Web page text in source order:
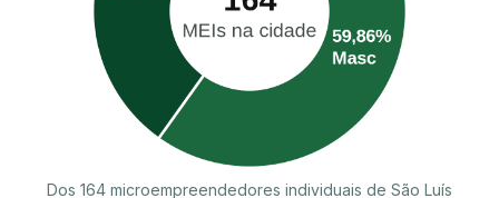
Dos 164 microempreendedores individuais de São Luís